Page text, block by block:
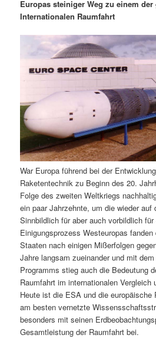
e
n
I
n
h
a
l
t
s
p
r
ä
r
e
n
I
n
h
a
l
t
s
n
a
o
n
Europas steiniger Weg zu einem
Internationalen Raumfahrt
War Europa führend bei der
Raketentechnik zu Beginn des 20.
Folge des zweiten Weltkriegs
ein paar Jahrzehnte, um die wieder
Sinnbildlich für aber auch vorbildlich
Einigungsprozess Westeuropas
Staaten nach einigen Mißerfolgen
Jahre langsam zueinander und mit
Programms stieg auch die Bedeutung
Raumfahrt im internationalen Vergleich
Heute ist die ESA und die europäische
am besten vernetzte
besonders mit seinen
Gesamtleistung der Raumfahrt bei.